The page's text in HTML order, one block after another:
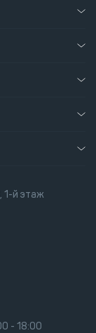
1-й этаж
- 18:00